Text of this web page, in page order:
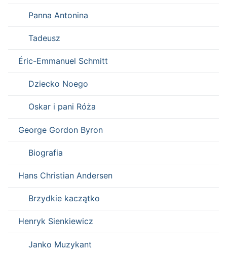
Panna Antonina
Tadeusz
Éric-Emmanuel Schmitt
Dziecko Noego
Oskar i pani Róża
George Gordon Byron
Biografia
Hans Christian Andersen
Brzydkie kaczątko
Henryk Sienkiewicz
Janko Muzykant